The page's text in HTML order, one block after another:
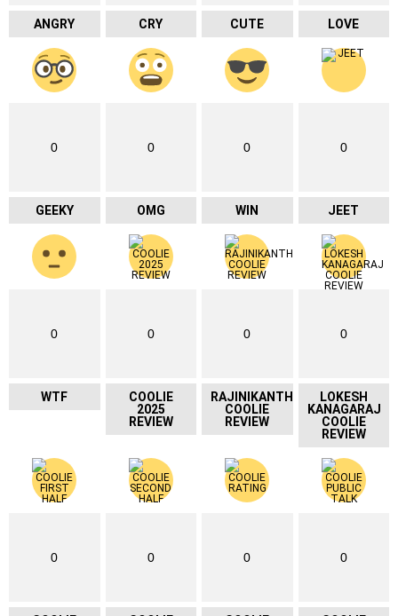
ANGRY CRY CUTE LOVE
0
GEEKY
0
OMG
0
WIN
0
JEET
0
WTF
0
COOLIE
2025
REVIEW
0
RAJINIKANTH
COOLIE
REVIEW
0
LOKESH
KANAGARAJ
COOLIE
REVIEW
0 0 0 0